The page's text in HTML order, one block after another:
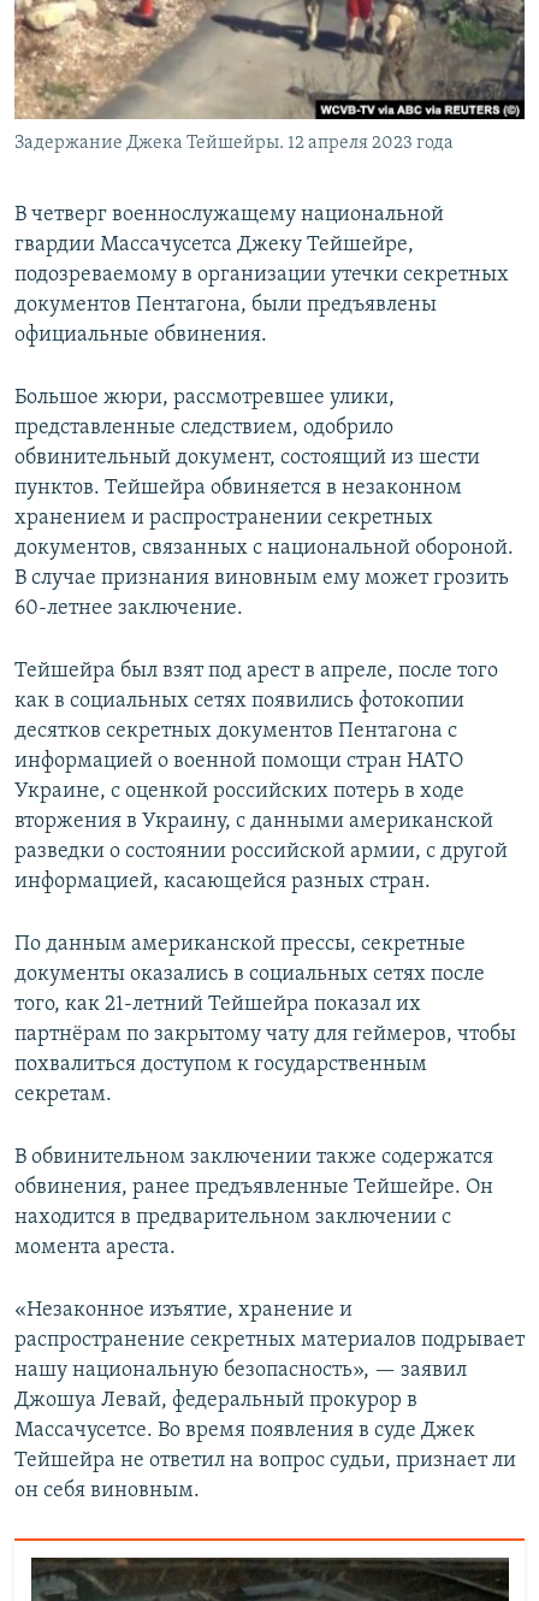
Задержание Джека Тейшейры. 12 апреля 2023 года
В четверг военнослужащему национальной
гвардии Массачусетса Джеку Тейшейре,
подозреваемому в организации утечки секретных
документов Пентагона, были предъявлены
официальные обвинения.
Большое жюри, рассмотревшее улики,
представленные следствием, одобрило
обвинительный документ, состоящий из шести
пунктов. Тейшейра обвиняется в незаконном
хранением и распространении секретных
документов, связанных с национальной обороной.
В случае признания виновным ему может грозить
60-летнее заключение.
Тейшейра был взят под арест в апреле, после того
как в социальных сетях появились фотокопии
десятков секретных документов Пентагона с
информацией о военной помощи стран НАТО
Украине, с оценкой российских потерь в ходе
вторжения в Украину, с данными американской
разведки о состоянии российской армии, с другой
информацией, касающейся разных стран.
По данным американской прессы, секретные
документы оказались в социальных сетях после
того, как 21-летний Тейшейра показал их
партнёрам по закрытому чату для геймеров, чтобы
похвалиться доступом к государственным
секретам.
В обвинительном заключении также содержатся
обвинения, ранее предъявленные Тейшейре. Он
находится в предварительном заключении с
момента ареста.
«Незаконное изъятие, хранение и
распространение секретных материалов подрывает
нашу национальную безопасность», — заявил
Джошуа Левай, федеральный прокурор в
Массачусетсе. Во время появления в суде Джек
Тейшейра не ответил на вопрос судьи, признает ли
он себя виновным.